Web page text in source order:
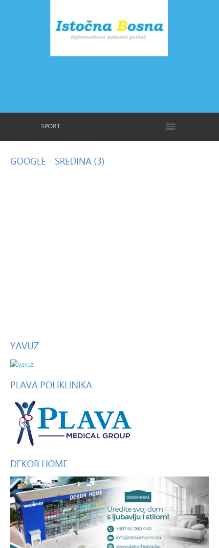
SPORT
GOOGLE - SREDINA (3)
YAVUZ
PLAVA POLIKLINIKA
DEKOR HOME